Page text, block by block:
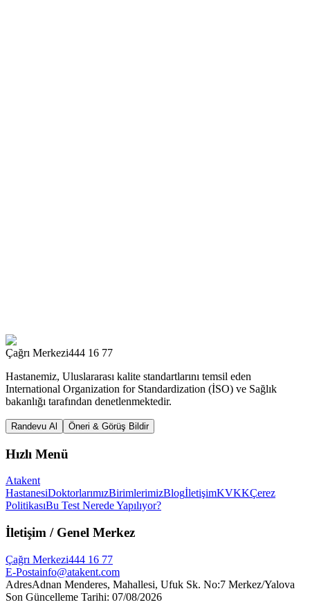
Çağrı Merkezi444 16 77
Hastanemiz, Uluslararası kalite standartlarını temsil eden
International Organization for Standardization (İSO) ve Sağlık
bakanlığı tarafından denetlenmektedir.
Randevu Al Öneri & Görüş Bildir
Hızlı Menü
Atakent
HastanesiDoktorlarımızBirimlerimizBlogİletişimKVKKÇerez
PolitikasıBu Test Nerede Yapılıyor?
İletişim / Genel Merkez
Çağrı Merkezi444 16 77
E-Postainfo@atakent.com
AdresAdnan Menderes, Mahallesi, Ufuk Sk. No:7 Merkez/Yalova
Son Güncelleme Tarihi: 07/08/2026